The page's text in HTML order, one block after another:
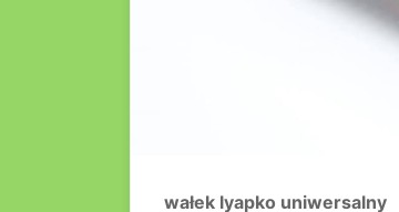
wałek lyapko uniwersalny